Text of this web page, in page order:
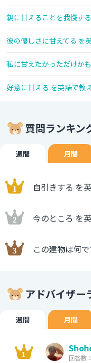
親に甘えることを我慢す
彼の優しさに甘えてる を
私に甘えたかっただけか
好意に甘える を英語で教
質問ランキン
週間 月間
自引きする を
今のところ を
この建物は何
アドバイザー
週間 月間
回答数